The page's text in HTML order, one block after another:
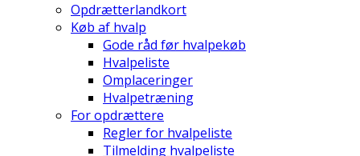
Opdrætterlandkort
Køb af hvalp
Gode råd før hvalpekøb
Hvalpeliste
Omplaceringer
Hvalpetræning
For opdrættere
Regler for hvalpeliste
Tilmelding hvalpeliste